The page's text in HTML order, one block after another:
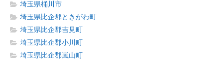
埼玉県桶川市
埼玉県比企郡ときがわ町
埼玉県比企郡吉見町
埼玉県比企郡小川町
埼玉県比企郡嵐山町